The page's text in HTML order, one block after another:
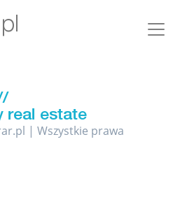
| Wszystkie prawa